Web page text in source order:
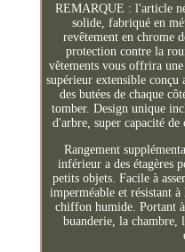
REMARQUE : l'article
solide, fabriqué en
revêtement en chrome
protection contre la
vêtements vous offrira
supérieur extensible conçu
des butées de chaque
tomber. Design unique
d'arbre, super capacité
Rangement
inférieur a des étagères
petits objets. Facile à
imperméable et résistant
chiffon humide. Portant
buanderie, la chambre,